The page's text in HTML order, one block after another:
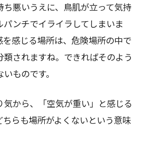
悪いうえに、鳥肌が立って気持
パンチでイライラしてしまいま
感じる場所は、危険場所の中で
類されますね。できればそのよう
ものです。
気から、「空気が重い」と感じる
ちらも場所がよくないという意味